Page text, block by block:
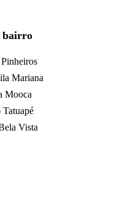
bairro
Mariana
Mooca
Tatuapé
Vista